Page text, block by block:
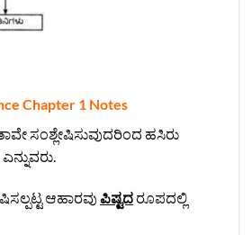
Chapter 1 Notes
ಸಂಶ್ಲೇಷಿಸುವುದರಿಂದ ಹಸಿರು
ಎನ್ನುವರು.
ಆಹಾರವು ಪಿಷ್ಟದ ರೂಪದಲ್ಲಿ